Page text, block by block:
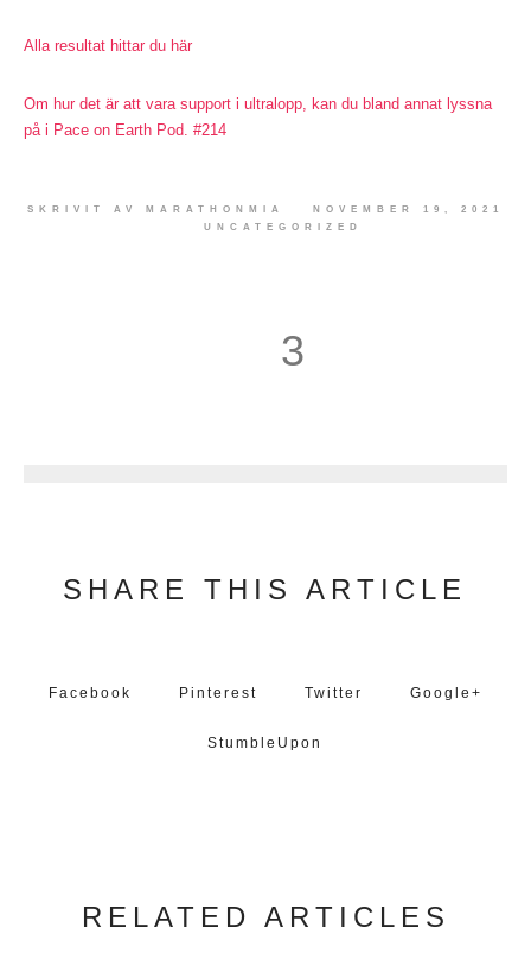
Alla resultat hittar du här
Om hur det är att vara support i ultralopp, kan du bland annat lyssna
på i Pace on Earth Pod. #214
SKRIVIT AV MARATHONMIA
NOVEMBER 19, 2021
UNCATEGORIZED
3
SHARE THIS ARTICLE
Facebook Pinterest Twitter Google+
StumbleUpon
RELATED ARTICLES